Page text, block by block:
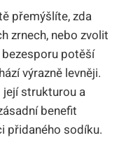
přemýšlíte, zda
zrnech, nebo zvolit
potěší
výrazně levněji.
strukturou a
benefit
přidaného sodíku.